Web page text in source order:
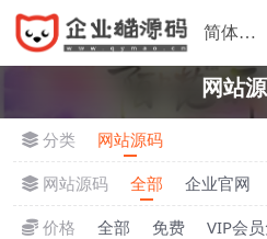
网站
分类
网站源码
网站源码
全部 企业官网
价格
全部 免费 VIP会